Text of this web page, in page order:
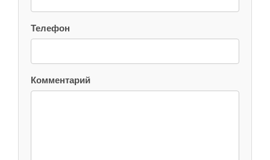
Телефон
Комментарий